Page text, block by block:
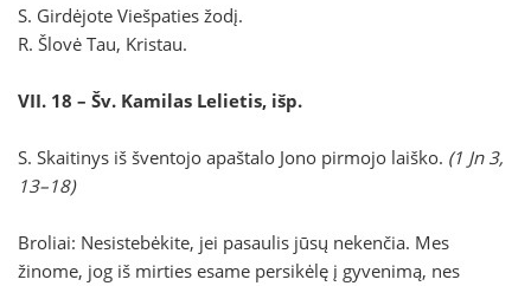
S. Girdėjote Viešpaties žodį.
R. Šlovė Tau, Kristau.
VII. 18 – Šv. Kamilas Lelietis, išp.
S. Skaitinys iš šventojo apaštalo Jono pirmojo laiško. (1 Jn 3,
13–18)
Broliai: Nesistebėkite, jei pasaulis jūsų nekenčia. Mes
žinome, jog iš mirties esame persikėlę į gyvenimą, nes